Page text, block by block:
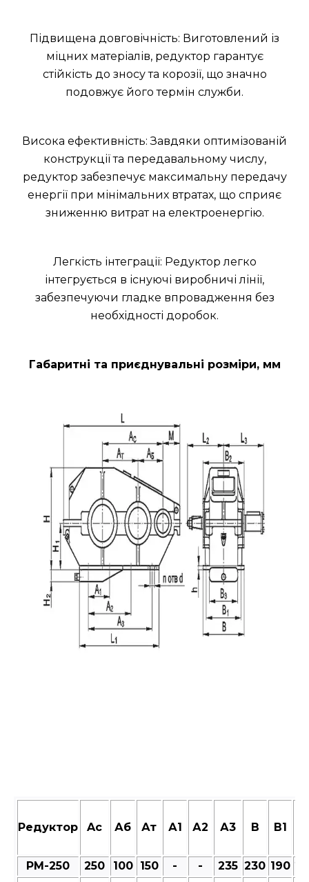
Підвищена довговічність: Виготовлений із
міцних матеріалів, редуктор гарантує
стійкість до зносу та корозії, що значно
подовжує його термін служби.
Висока ефективність: Завдяки оптимізованій
конструкції та передавальному числу,
редуктор забезпечує максимальну передачу
енергії при мінімальних втратах, що сприяє
зниженню витрат на електроенергію.
Легкість інтеграції: Редуктор легко
інтегрується в існуючі виробничі лінії,
забезпечуючи гладке впровадження без
необхідності доробок.
Габаритні та приєднувальні розміри, мм
Редуктор Aс Аб Ат А1 А2 А3 В В1
РМ-250 250 100 150 - - 235 230 190